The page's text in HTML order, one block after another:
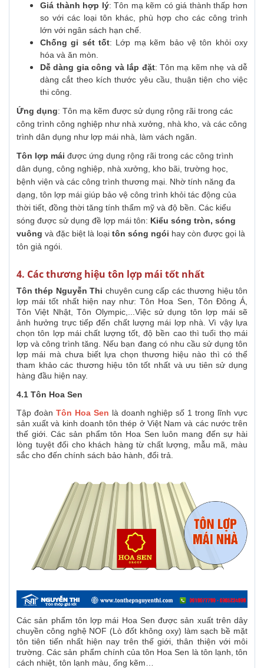
Giá thành hợp lý: Tôn mạ kẽm có giá thành thấp hơn
so với các loại tôn khác, phù hợp cho các công trình
lớn với ngân sách hạn chế.
Chống gỉ sét tốt: Lớp mạ kẽm bảo vệ tôn khỏi oxy
hóa và ăn mòn.
Dễ dàng gia công và lắp đặt: Tôn mạ kẽm nhẹ và dễ
dàng cắt theo kích thước yêu cầu, thuận tiện cho việc
thi công.
Ứng dụng: Tôn mạ kẽm được sử dụng rộng rãi trong các
công trình công nghiệp như nhà xưởng, nhà kho, và các công
trình dân dụng như lợp mái nhà, làm vách ngăn.
Tôn lợp mái được ứng dụng rộng rãi trong các công trình
dân dụng, công nghiệp, nhà xưởng, kho bãi, trường học,
bệnh viện và các công trình thương mại. Nhờ tính năng đa
dạng, tôn lợp mái giúp bảo vệ công trình khỏi tác động của
thời tiết, đồng thời tăng tính thẩm mỹ và độ bền. Các kiểu
sóng được sử dụng đề lợp mái tôn: Kiểu sóng tròn, sóng
vuông và đặc biệt là loại tôn sóng ngói hay còn được gọi là
tôn giả ngói.
4. Các thương hiệu tôn lợp mái tốt nhất
Tôn thép Nguyễn Thi chuyên cung cấp các thương hiệu tôn
lợp mái tốt nhất hiện nay như: Tôn Hoa Sen, Tôn Đông Á,
Tôn Việt Nhật, Tôn Olympic,...Việc sử dụng tôn lợp mái sẽ
ảnh hưởng trực tiếp đến chất lượng mái lợp nhà. Vì vậy lựa
chọn tôn lợp mái chất lượng tốt, độ bền cao thì tuổi thọ mái
lợp và công trình tăng. Nếu bạn đang có nhu cầu sử dụng tôn
lợp mái mà chưa biết lựa chọn thương hiệu nào thì có thể
tham khảo các thương hiệu tôn tốt nhất và ưu tiên sử dụng
hàng đầu hiện nay.
4.1 Tôn Hoa Sen
Tập đoàn Tôn Hoa Sen là doanh nghiệp số 1 trong lĩnh vực
sản xuất và kinh doanh tôn thép ở Việt Nam và các nước trên
thế giới. Các sản phẩm tôn Hoa Sen luôn mang đến sự hài
lòng tuyệt đối cho khách hàng từ chất lượng, mẫu mã, màu
sắc cho đến chính sách bảo hành, đổi trả.
Các sản phẩm tôn lợp mái Hoa Sen được sản xuất trên dây
chuyền công nghệ NOF (Lò đốt không oxy) làm sạch bề mặt
tôn tiên tiến nhất hiện nay trên thế giới, thân thiện với môi
trường. Các sản phẩm chính của tôn Hoa Sen là tôn lạnh, tôn
cách nhiệt, tôn lạnh màu, ống kẽm…